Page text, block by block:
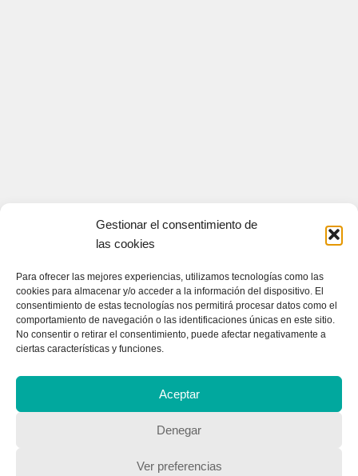
Gestionar el consentimiento de
las cookies
Para ofrecer las mejores experiencias, utilizamos tecnologías como las
cookies para almacenar y/o acceder a la información del dispositivo. El
consentimiento de estas tecnologías nos permitirá procesar datos como el
comportamiento de navegación o las identificaciones únicas en este sitio.
No consentir o retirar el consentimiento, puede afectar negativamente a
ciertas características y funciones.
Aceptar
Denegar
Ver preferencias
CONTACTA CON NOSOTROS